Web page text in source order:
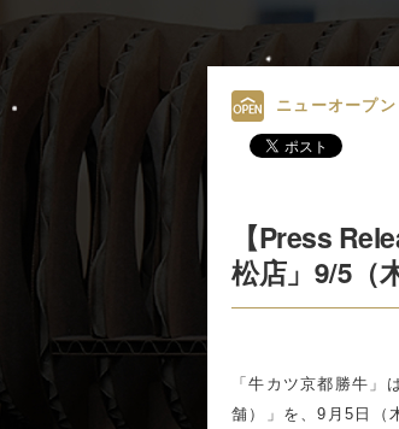
ニューオープン
【Press
松店」9/5（
「牛カツ京都勝牛
舗）」を、9月5日（